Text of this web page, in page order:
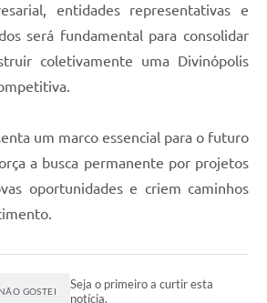
entidades representativas e
será fundamental para consolidar
coletivamente uma Divinópolis
um marco essencial para o futuro
a busca permanente por projetos
oportunidades e criem caminhos
NÃO GOSTEI
Seja o primeiro a curtir esta
notícia.